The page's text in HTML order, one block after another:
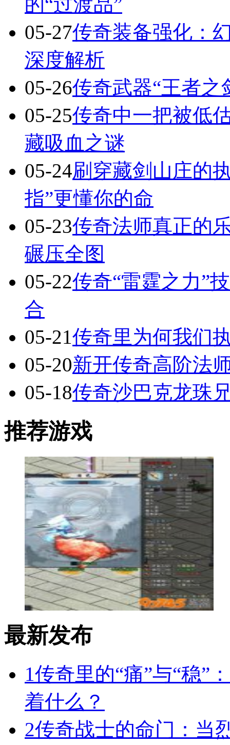
05-27传奇装备强化：
深度解析
05-26传奇武器“王者之
05-25传奇中一把被低
藏吸血之谜
05-24刷穿藏剑山庄的
指”更懂你的命
05-23传奇法师真正的
碾压全图
05-22传奇“雷霆之力”
合
05-21传奇里为何我们
05-20新开传奇高阶法
05-18传奇沙巴克龙珠
推荐游戏
最新发布
1传奇里的“痛”与“稳”
着什么？
2传奇战士的命门：当